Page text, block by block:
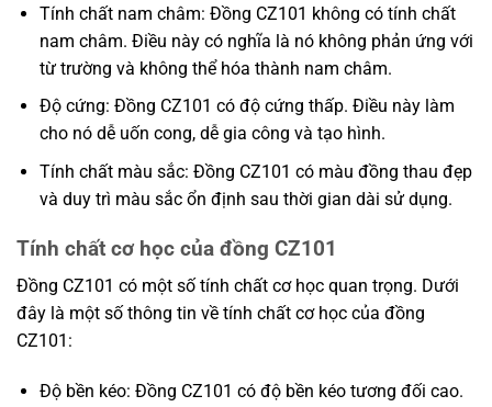
Tính chất nam châm: Đồng CZ101 không có tính chất
nam châm. Điều này có nghĩa là nó không phản ứng với
từ trường và không thể hóa thành nam châm.
Độ cứng: Đồng CZ101 có độ cứng thấp. Điều này làm
cho nó dễ uốn cong, dễ gia công và tạo hình.
Tính chất màu sắc: Đồng CZ101 có màu đồng thau đẹp
và duy trì màu sắc ổn định sau thời gian dài sử dụng.
Tính chất cơ học của đồng CZ101
Đồng CZ101 có một số tính chất cơ học quan trọng. Dưới
đây là một số thông tin về tính chất cơ học của đồng
CZ101:
Độ bền kéo: Đồng CZ101 có độ bền kéo tương đối cao.